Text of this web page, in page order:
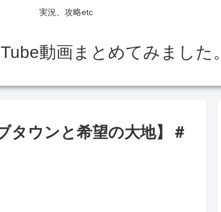
実況、攻略etc
動画まとめてみました。
タウンと希望の大地】＃